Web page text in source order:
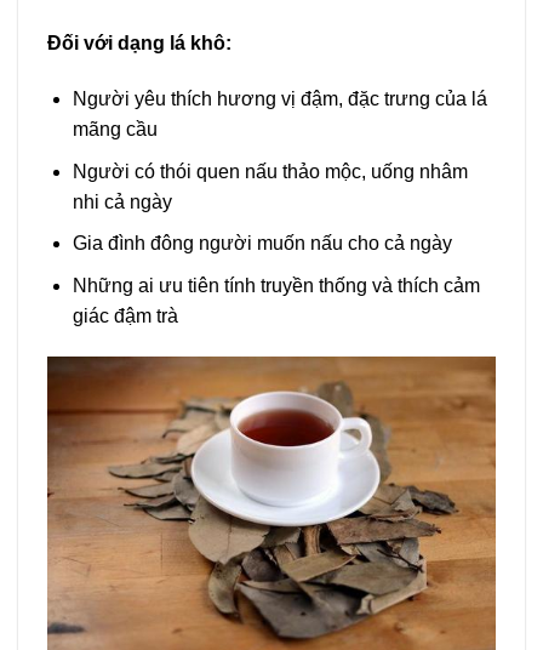
Đối với dạng lá khô:
Người yêu thích hương vị đậm, đặc trưng của lá
mãng cầu
Người có thói quen nấu thảo mộc, uống nhâm
nhi cả ngày
Gia đình đông người muốn nấu cho cả ngày
Những ai ưu tiên tính truyền thống và thích cảm
giác đậm trà